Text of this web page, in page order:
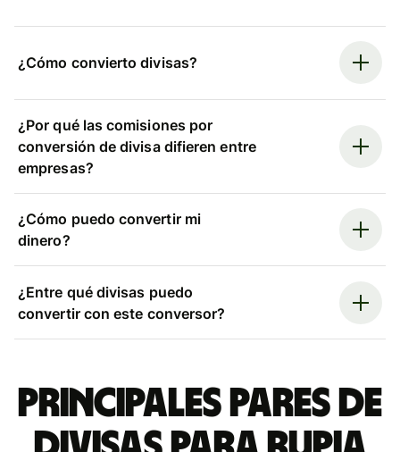
¿Cómo convierto divisas?
¿Por qué las comisiones por
conversión de divisa difieren entre
empresas?
¿Cómo puedo convertir mi
dinero?
¿Entre qué divisas puedo
convertir con este conversor?
Principales pares de